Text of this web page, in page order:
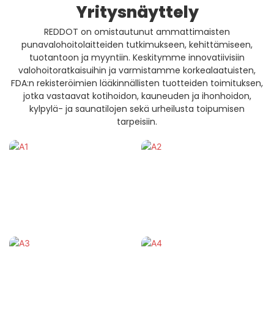
Yritysnäyttely
REDDOT on omistautunut ammattimaisten
punavalohoitolaitteiden tutkimukseen, kehittämiseen,
tuotantoon ja myyntiin. Keskitymme innovatiivisiin
valohoitoratkaisuihin ja varmistamme korkealaatuisten,
FDA:n rekisteröimien lääkinnällisten tuotteiden toimituksen,
jotka vastaavat kotihoidon, kauneuden ja ihonhoidon,
kylpylä- ja saunatilojen sekä urheilusta toipumisen
tarpeisiin.